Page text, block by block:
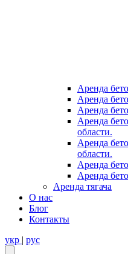
Аренда
Аренда
Аренда
Аренда
области.
Аренда
области.
Аренда
Аренда
Аренда тягача
О нас
Блог
Контакты
укр | рус